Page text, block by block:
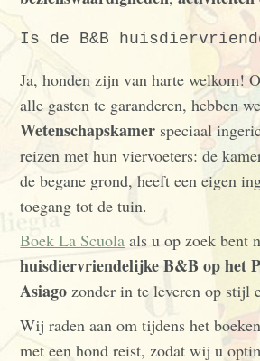
Is de B&B
Ja, honden zijn van harte welkom!
alle gasten te garanderen, hebben
Wetenschapskamer speciaal
reizen met hun viervoeters: de
de begane grond, heeft een eigen
toegang tot de tuin.
Boek La Scuola als u op zoek bent
huisdiervriendelijke B&B op het
Asiago zonder in te leveren op stijl
Wij raden aan om tijdens het
met een hond reist, zodat wij u